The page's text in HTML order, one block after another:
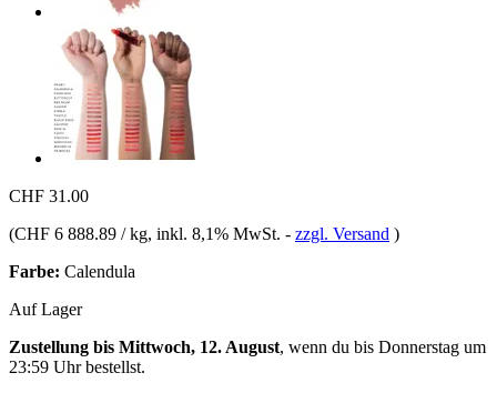
CHF 31.00
(CHF 6 888.89 / kg, inkl. 8,1% MwSt. - zzgl. Versand )
Farbe: Calendula
Auf Lager
Zustellung bis Mittwoch, 12. August, wenn du bis Donnerstag um
23:59 Uhrbestellst.